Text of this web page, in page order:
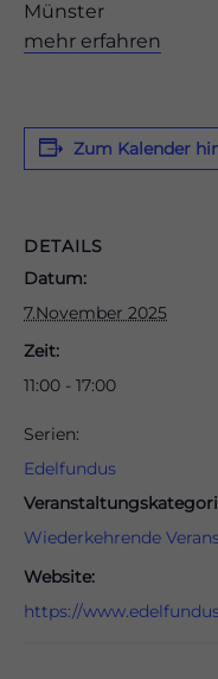
Münster
mehr erfahren
Zum Kalender
DETAILS
Datum:
7.November 2025
Zeit:
11:00 - 17:00
Serien:
Edelfundus
Wiederkehrende
Website:
https://